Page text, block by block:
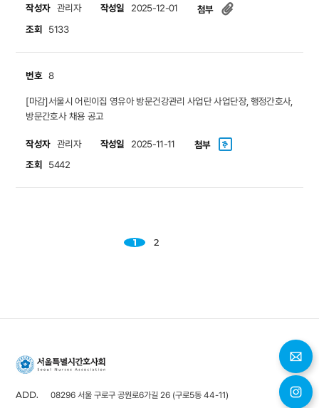
작성자 관리자 작성일 2025-12-01
첨부
조회 5133
번호 8
[마감]서울시 어린이집 영유아 방문건강관리 사업단 사업단장, 행정간호사,
방문간호사 채용 공고
작성자 관리자 작성일 2025-11-11
첨부
조회 5442
1 2
ADD. 08296 서울 구로구 공원로6가길 26 (구로5동 44-11)